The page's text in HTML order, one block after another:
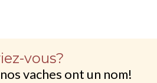
vous?
vaches ont un nom!